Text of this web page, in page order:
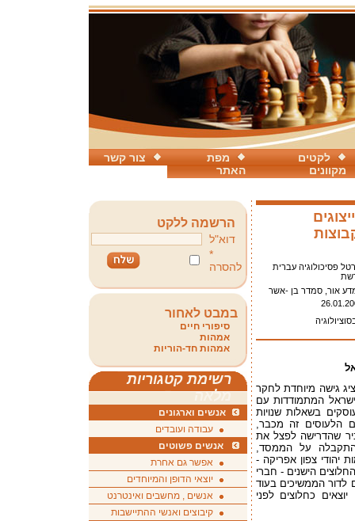
צור קשר
מפת
האתר
לקטים
מקוונים
פסיכולוגיה עברית
אור, סמדר בן -אשר
גישה מיוחדת לחקר
המתמודדות עם
בשאלות שנויות
הלעוסים זה מכבר,
שהדרישה לפצל את
התקבלה על הממסד,
יהודי צפון אפריקה -
הישנים - חברי
לדור הממשיכים בעוד
כחלוצים לפני
הרשמה ללקט
דוא"ל
*
להסרה
במבט לאחור
סיפורי חיים
אמהות
אמהות חד-הוריות
רשימת קטגוריות
מלאה
אנשים וארגונים
עבודה ועובדים
אנשים פשוטים
אפשר גם אחרת
יוצאי הדופן והמיוחדים
אנשים , מחשבים ואינטרנט
קיבוצים ואנשי ההתיישבות